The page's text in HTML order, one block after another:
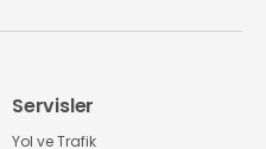
Servisler
Yol ve Trafik